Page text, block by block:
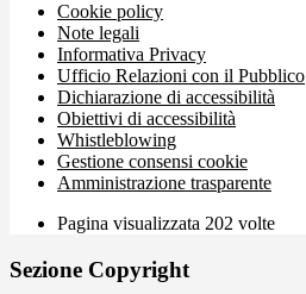
Cookie policy
Note legali
Informativa Privacy
Ufficio Relazioni con il Pubblico
Dichiarazione di accessibilità
Obiettivi di accessibilità
Whistleblowing
Gestione consensi cookie
Amministrazione trasparente
Pagina visualizzata 202 volte
Sezione Copyright